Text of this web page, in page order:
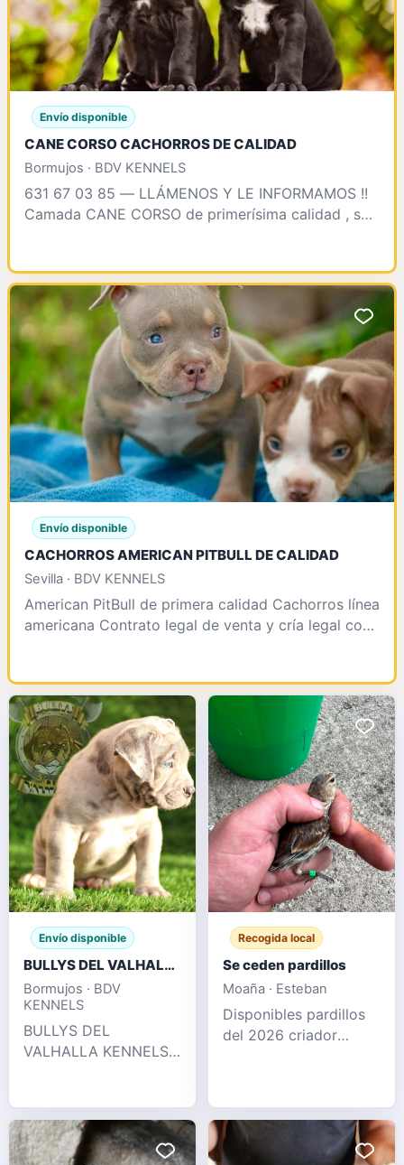
Envío disponible
CANE CORSO CACHORROS DE CALIDAD
Bormujos · BDV KENNELS
631 67 03 85 — LLÁMENOS Y LE INFORMAMOS !!
Camada CANE CORSO de primerísima calidad , se
Envío disponible
CACHORROS AMERICAN PITBULL DE CALIDAD
Sevilla · BDV KENNELS
American PitBull de primera calidad Cachorros línea
americana Contrato legal de venta y cría legal con
Envío disponible
BULLYS DEL VALHALLA KENNELS
Bormujos · BDV
KENNELS
BULLYS DEL
VALHALLA KENNELS
llamadas Espectacular
camada puramente XL
con 2 x Hulk
Recogida local
Se ceden pardillos
Moaña · Esteban
Disponibles pardillos
del 2026 criador